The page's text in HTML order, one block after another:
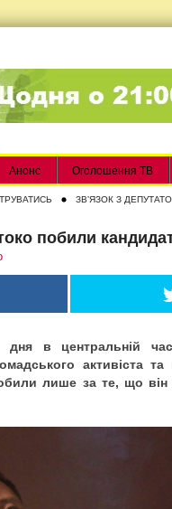
Анонс Оголошення ТВ
ЗВʼЯЗОК З
побили
в центральній
активіста
лише за те, що